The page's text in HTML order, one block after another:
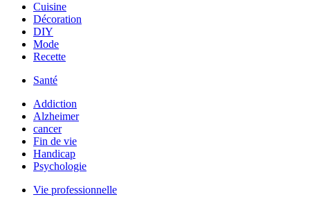
Cuisine
Décoration
DIY
Mode
Recette
Santé
Addiction
Alzheimer
cancer
Fin de vie
Handicap
Psychologie
Vie professionnelle